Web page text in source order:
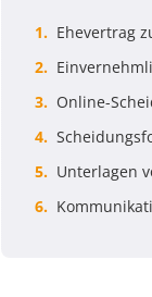
Ehevertrag
Online-
Unterlagen